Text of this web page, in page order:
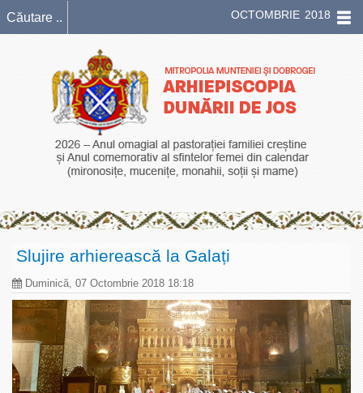
OCTOMBRIE 2018
Slujire arhierească la Galați
Duminică, 07 Octombrie 2018 18:18